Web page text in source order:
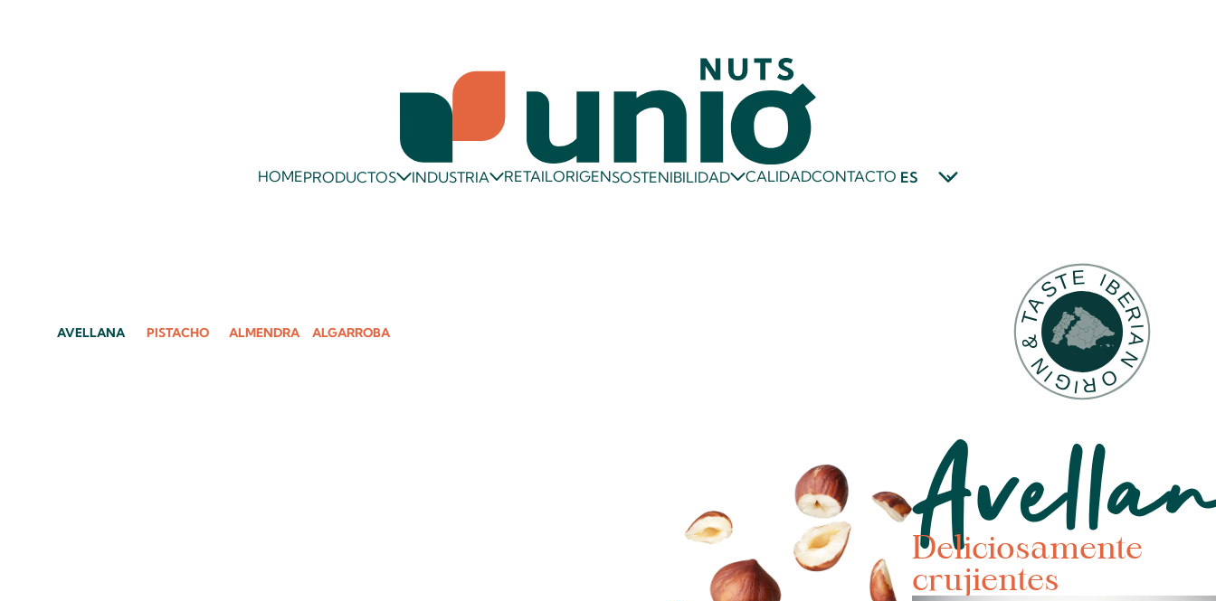
HOMEPRODUCTOS INDUSTRIA RETAILORIGENSOSTENIBILIDAD CALIDADCONTACTO
AVELLANA PISTACHO ALMENDRA ALGARROBA
Deliciosamente
crujientes